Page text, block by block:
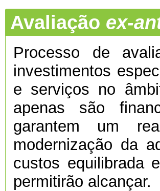
Avaliação ex-
Processo de
investimentos
e serviços no
apenas são
garantem um
modernização da
custos equilibrada
permitirão alcançar.